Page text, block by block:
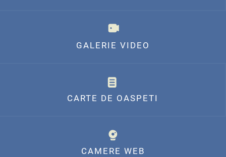
GALERIE VIDEO
CARTE DE OASPETI
CAMERE WEB